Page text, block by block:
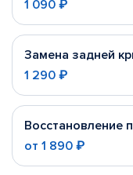
1 090 ₽
Замена задней
1 290 ₽
Восстановление
от 1 890 ₽